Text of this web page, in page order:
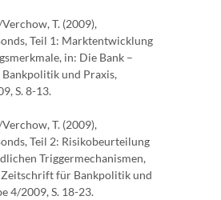
T. (2009),
Teil 1: Marktentwicklung
in: Die Bank –
und Praxis,
S. 8-13.
T. (2009),
Teil 2: Risikobeurteilung
Triggermechanismen,
Zeitschrift für Bankpolitik und
4/2009, S. 18-23.